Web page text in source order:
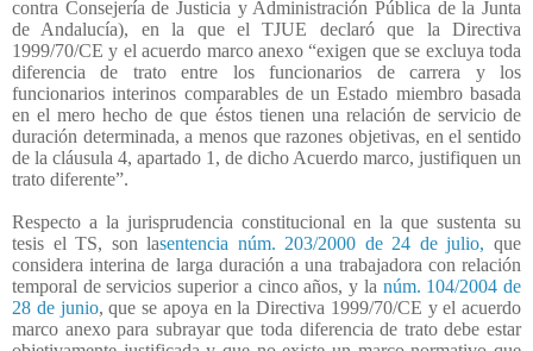
contra Consejería de Justicia y Administración Pública de la Junta
de Andalucía), en la que el TJUE declaró que la Directiva
1999/70/CE y el acuerdo marco anexo “exigen que se excluya toda
diferencia de trato entre los funcionarios de carrera y los
funcionarios interinos comparables de un Estado miembro basada
en el mero hecho de que éstos tienen una relación de servicio de
duración determinada, a menos que razones objetivas, en el sentido
de la cláusula 4, apartado 1, de dicho Acuerdo marco, justifiquen un
trato diferente”.
Respecto a la jurisprudencia constitucional en la que sustenta su
tesis el TS, son lasentencia núm. 203/2000 de 24 de julio, que
considera interina de larga duración a una trabajadora con relación
temporal de servicios superior a cinco años, y la núm. 104/2004 de
28 de junio, que se apoya en la Directiva 1999/70/CE y el acuerdo
marco anexo para subrayar que toda diferencia de trato debe estar